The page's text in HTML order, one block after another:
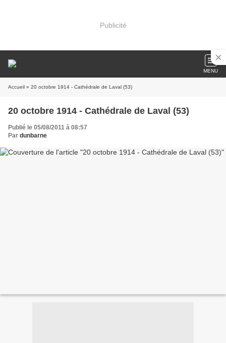
Publicité
MENU
Accueil » 20 octobre 1914 - Cathédrale de Laval (53)
20 octobre 1914 - Cathédrale de Laval (53)
Publié le 05/08/2011 à 08:57
Par dunbarne